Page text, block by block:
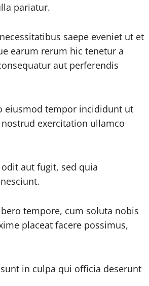
pariatur.
saepe eveniet ut et
earum rerum hic tenetur a
aut perferendis
eiusmod tempor incididunt ut
exercitation ullamco
aut fugit, sed quia
tempore, cum soluta nobis
placeat facere possimus,
in culpa qui officia deserunt